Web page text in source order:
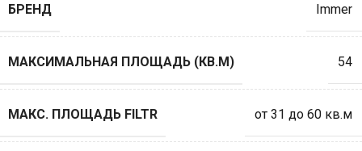
БРЕНД Immer
МАКСИМАЛЬНАЯ ПЛОЩАДЬ (КВ.М) 54
МАКС. ПЛОЩАДЬ FILTR от 31 до 60 кв.м